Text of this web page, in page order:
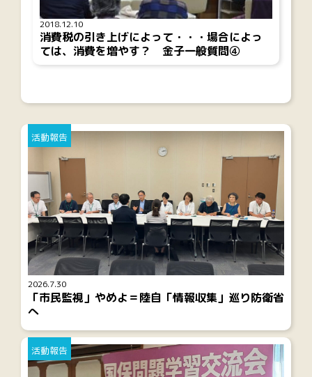
2018.12.10
消費税の引き上げによって・・・場合によっ
ては、消費を増やす？ 金子一般質問④
2026.7.30
活動報告
「市民監視」やめよ＝陸自「情報収集」巡り防衛省
へ
活動報告